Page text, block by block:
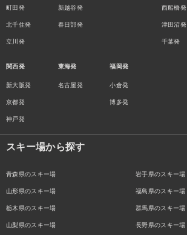
町田発
北千住発
立川発
新越谷発
春日部発
西船橋発
津田沼発
千葉発
関西発
新大阪発
京都発
神戸発
東海発
名古屋発
福岡発
小倉発
博多発
スキー場から探す
青森県のスキー場 岩手県のスキー場
山形県のスキー場 福島県のスキー場
栃木県のスキー場 群馬県のスキー場
山梨県のスキー場 長野県のスキー場